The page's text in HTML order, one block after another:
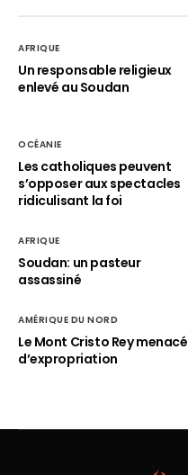
AFRIQUE
Un responsable religieux
enlevé au Soudan
OCÉANIE
Les catholiques peuvent
s’opposer aux spectacles
ridiculisant la foi
AFRIQUE
Soudan: un pasteur
assassiné
AMÉRIQUE DU NORD
Le Mont Cristo Rey menacé
d’expropriation